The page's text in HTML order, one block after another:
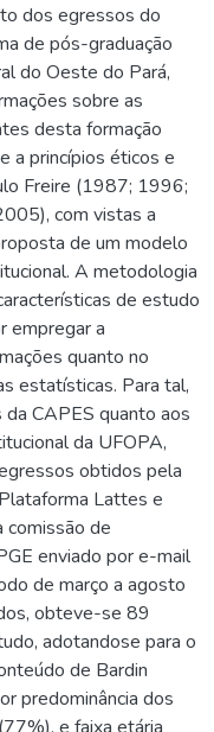
dos egressos do
de pós-graduação
do Oeste do Pará,
sobre as
desta formação
a princípios éticos e
Freire (1987; 1996;
com vistas a
de um modelo
A metodologia
de estudo
empregar a
quanto no
estatísticas. Para tal,
CAPES quanto aos
da UFOPA,
obtidos pela
Lattes e
comissão de
enviado por e-mail
de março a agosto
obteve-se 89
adotandose para o
de Bardin
predominância dos